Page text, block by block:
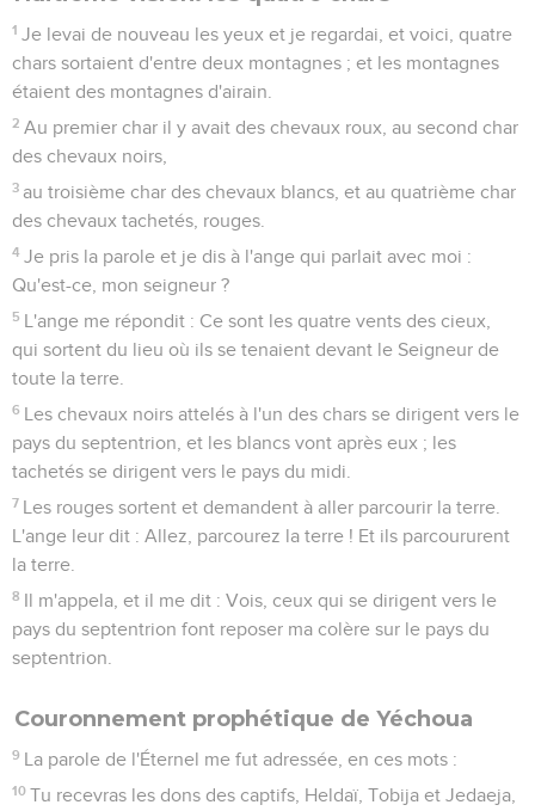
1 Je levai de nouveau les yeux et je regardai, et voici, quatre
chars sortaient d'entre deux montagnes ; et les montagnes
étaient des montagnes d'airain.
2 Au premier char il y avait des chevaux roux, au second char
des chevaux noirs,
3 au troisième char des chevaux blancs, et au quatrième char
des chevaux tachetés, rouges.
4 Je pris la parole et je dis à l'ange qui parlait avec moi :
Qu'est-ce, mon seigneur ?
5 L'ange me répondit : Ce sont les quatre vents des cieux,
qui sortent du lieu où ils se tenaient devant le Seigneur de
toute la terre.
6 Les chevaux noirs attelés à l'un des chars se dirigent vers le
pays du septentrion, et les blancs vont après eux ; les
tachetés se dirigent vers le pays du midi.
7 Les rouges sortent et demandent à aller parcourir la terre.
L'ange leur dit : Allez, parcourez la terre ! Et ils parcoururent
la terre.
8 Il m'appela, et il me dit : Vois, ceux qui se dirigent vers le
pays du septentrion font reposer ma colère sur le pays du
septentrion.
Couronnement prophétique de Yéchoua
9 La parole de l'Éternel me fut adressée, en ces mots :
10 Tu recevras les dons des captifs, Heldaï, Tobija et Jedaeja,